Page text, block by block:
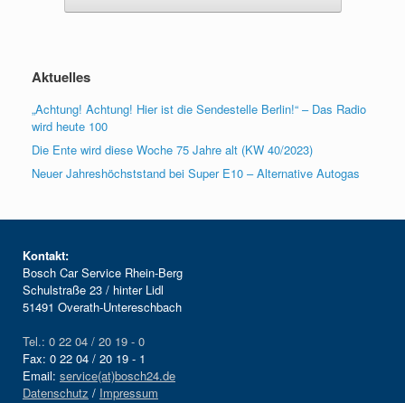
Aktuelles
„Achtung! Achtung! Hier ist die Sendestelle Berlin!“ – Das Radio
wird heute 100
Die Ente wird diese Woche 75 Jahre alt (KW 40/2023)
Neuer Jahreshöchststand bei Super E10 – Alternative Autogas
Kontakt:
Bosch Car Service Rhein-Berg
Schulstraße 23 / hinter Lidl
51491 Overath-Untereschbach
Tel.: 0 22 04 / 20 19 - 0
Fax: 0 22 04 / 20 19 - 1
Email: service(at)bosch24.de
Datenschutz / Impressum